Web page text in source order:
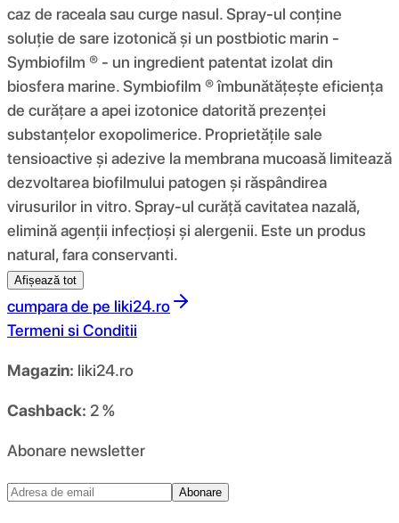
caz de raceala sau curge nasul. Spray-ul conține
soluție de sare izotonică și un postbiotic marin -
Symbiofilm ® - un ingredient patentat izolat din
biosfera marine. Symbiofilm ® îmbunătățește eficiența
de curățare a apei izotonice datorită prezenței
substanțelor exopolimerice. Proprietățile sale
tensioactive și adezive la membrana mucoasă limitează
dezvoltarea biofilmului patogen și răspândirea
virusurilor in vitro. Spray-ul curăță cavitatea nazală,
elimină agenții infecțioși și alergenii. Este un produs
natural, fara conservanti.
Afișează tot
cumpara de pe liki24.ro
Termeni si Conditii
Magazin: liki24.ro
Cashback: 2 %
Abonare newsletter
Abonare